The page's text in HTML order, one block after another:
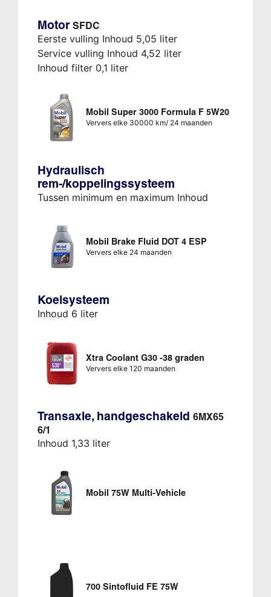
Motor SFDC
Eerste vulling Inhoud 5,05 liter
Service vulling Inhoud 4,52 liter
Inhoud filter 0,1 liter
Mobil Super 3000 Formula F 5W20
Ververs elke 30000 km/ 24 maanden
Hydraulisch
rem-/koppelingssysteem
Tussen minimum en maximum Inhoud
Mobil Brake Fluid DOT 4 ESP
Ververs elke 24 maanden
Koelsysteem
Inhoud 6 liter
Xtra Coolant G30 -38 graden
Ververs elke 120 maanden
Transaxle, handgeschakeld 6MX65
6/1
Inhoud 1,33 liter
Mobil 75W Multi-Vehicle
700 Sintofluid FE 75W